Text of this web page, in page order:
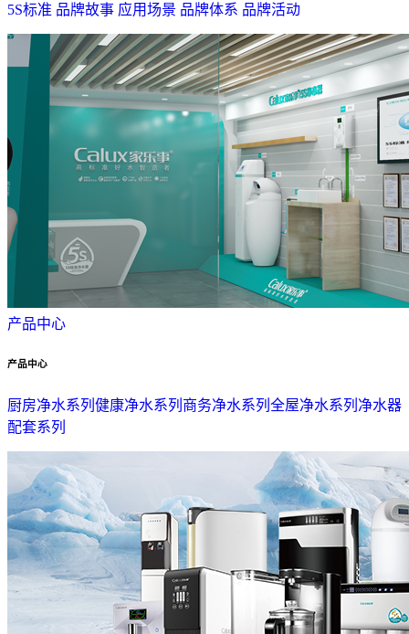
5S标准 品牌故事 应用场景 品牌体系 品牌活动
产品中心
产品中心
厨房净水系列 健康净水系列 商务净水系列 全屋净水系列 净水器
配套系列